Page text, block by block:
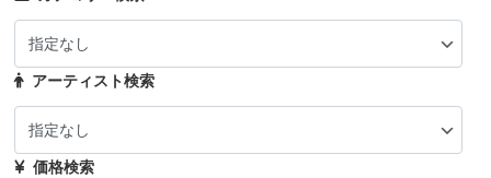
アーティスト検索
価格検索